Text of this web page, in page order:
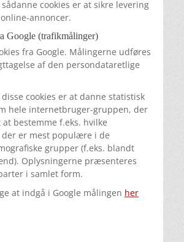
cookies er at sikre levering
annoncer.
Google (trafikmålinger)
fra Google. Målingerne udføres
af den persondataretlige
cookies er at danne statistisk
hele internetbruger-gruppen, der
bestemme f.eks. hvilke
er mest populære i de
grupper (f.eks. blandt
Oplysningerne præsenteres
i samlet form.
at indgå i Google målingen her